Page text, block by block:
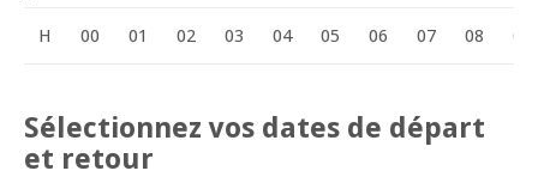
H 00 01 02 03 04 05 06 07 08 09
Sélectionnez vos dates de départ
et retour